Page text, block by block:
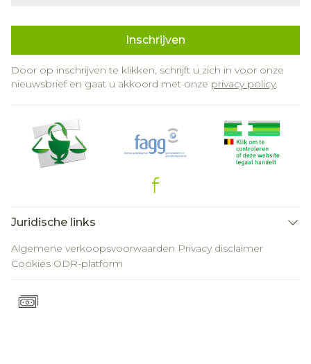
Inschrijven
Door op inschrijven te klikken, schrijft u zich in voor onze
nieuwsbrief en gaat u akkoord met onze privacy policy.
Juridische links
Algemene verkoopsvoorwaarden Privacy disclaimer
Cookies ODR-platform